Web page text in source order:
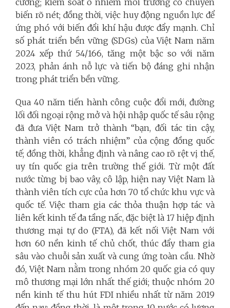
biến rõ nét; đồng thời, việc huy động nguồn lực để
ứng phó với biến đổi khí hậu được đẩy mạnh. Chỉ
số phát triển bền vững (SDGs) của Việt Nam năm
2024 xếp thứ 54/166, tăng một bậc so với năm
2023, phản ánh nỗ lực và tiến bộ đáng ghi nhận
trong phát triển bền vững.
Qua 40 năm tiến hành công cuộc đổi mới, đường
lối đối ngoại rộng mở và hội nhập quốc tế sâu rộng
đã đưa Việt Nam trở thành “bạn, đối tác tin cậy,
thành viên có trách nhiệm” của cộng đồng quốc
tế; đồng thời, khẳng định và nâng cao rõ rệt vị thế,
uy tín quốc gia trên trường thế giới. Từ một đất
nước từng bị bao vây, cô lập, hiện nay Việt Nam là
thành viên tích cực của hơn 70 tổ chức khu vực và
quốc tế. Việc tham gia các thỏa thuận hợp tác và
liên kết kinh tế đa tầng nấc, đặc biệt là 17 hiệp định
thương mại tự do (FTA), đã kết nối Việt Nam với
hơn 60 nền kinh tế chủ chốt, thúc đẩy tham gia
sâu vào chuỗi sản xuất và cung ứng toàn cầu. Nhờ
đó, Việt Nam nằm trong nhóm 20 quốc gia có quy
mô thương mại lớn nhất thế giới; thuộc nhóm 20
nền kinh tế thu hút FDI nhiều nhất từ năm 2019